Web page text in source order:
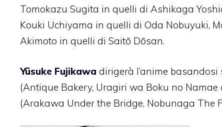
Tomokazu Sugita in quelli di Ashikaga
Kouki Uchiyama in quelli di Oda Nobuyuki,
Akimoto in quelli di Saitō Dōsan.
Yūsuke Fujikawa dirigerà l’anime
(Antique Bakery, Uragiri wa Boku no Namae
(Arakawa Under the Bridge, Nobunaga The